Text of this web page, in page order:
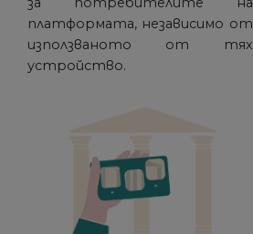
платформата, независимо от
използваното от тях
устройство.